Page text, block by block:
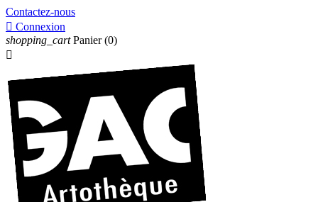
Contactez-nous
 Connexion
shopping_cart Panier (0)
